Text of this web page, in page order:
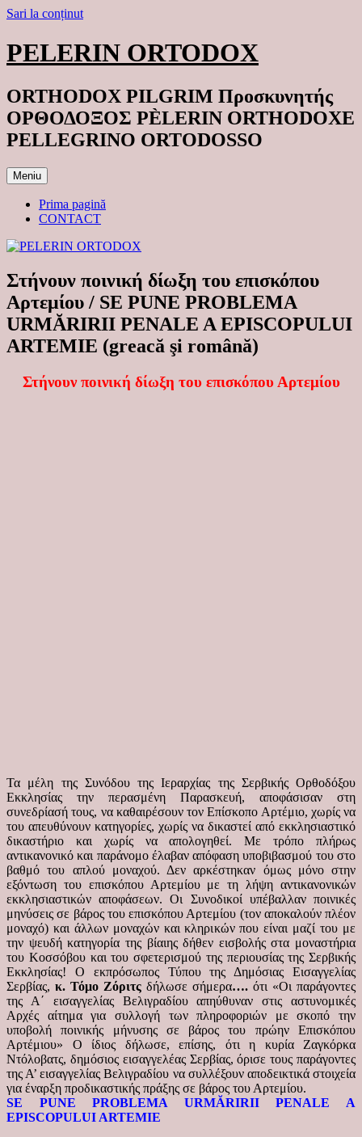
Sari la conținut
PELERIN ORTODOX
ORTHODOX PILGRIM Προσκυνητής
ΟΡΘΟΔΟΞΟΣ PÈLERIN ORTHODOXE
PELLEGRINO ORTODOSSO
Meniu
Prima pagină
CONTACT
Στήνουν ποινική δίωξη του επισκόπου
Αρτεμίου / SE PUNE PROBLEMA
URMĂRIRII PENALE A EPISCOPULUI
ARTEMIE (greacă şi română)
Στήνουν ποινική δίωξη του επισκόπου Αρτεμίου
Τα μέλη της Συνόδου της Ιεραρχίας της Σερβικής Ορθοδόξου
Εκκλησίας την περασμένη Παρασκευή, αποφάσισαν στη
συνεδρίασή τους, να καθαιρέσουν τον Επίσκοπο Αρτέμιο, χωρίς να
του απευθύνουν κατηγορίες, χωρίς να δικαστεί από εκκλησιαστικό
δικαστήριο και χωρίς να απολογηθεί.Με τρόπο πλήρως
αντικανονικό και παράνομο έλαβαν απόφαση υποβιβασμού του στο
βαθμό του απλού μοναχού. Δεν αρκέστηκαν όμως μόνο στην
εξόντωση του επισκόπου Αρτεμίου με τη λήψη αντικανονικών
εκκλησιαστικών αποφάσεων. Οι Συνοδικοί υπέβαλλαν ποινικές
μηνύσεις σε βάρος του επισκόπου Αρτεμίου (τον αποκαλούν πλέον
μοναχό) και άλλων μοναχών και κληρικών που είναι μαζί του με
την ψευδή κατηγορία της βίαιης δήθεν εισβολής στα μοναστήρια
του Κοσσόβου και του σφετερισμού της περιουσίας της Σερβικής
Εκκλησίας! Ο εκπρόσωπος Τύπου της Δημόσιας Εισαγγελίας
Σερβίας, κ. Τόμο Ζόριτς δήλωσε σήμερα…. ότι «Οι παράγοντες
της Α΄ εισαγγελίας Βελιγραδίου απηύθυναν στις αστυνομικές
Αρχές αίτημα για συλλογή των πληροφοριών με σκοπό την
υποβολή ποινικής μήνυσης σε βάρος του πρώην Επισκόπου
Αρτέμιου» Ο ίδιος δήλωσε, επίσης, ότι η κυρία Ζαγκόρκα
Ντόλοβατς, δημόσιος εισαγγελέας Σερβίας, όρισε τους παράγοντες
της Α’ εισαγγελίας Βελιγραδίου να συλλέξουν αποδεικτικά στοιχεία
για έναρξη προδικαστικής πράξης σε βάρος του Αρτεμίου.
SE PUNE PROBLEMA URMĂRIRII PENALE A
EPISCOPULUI ARTEMIE